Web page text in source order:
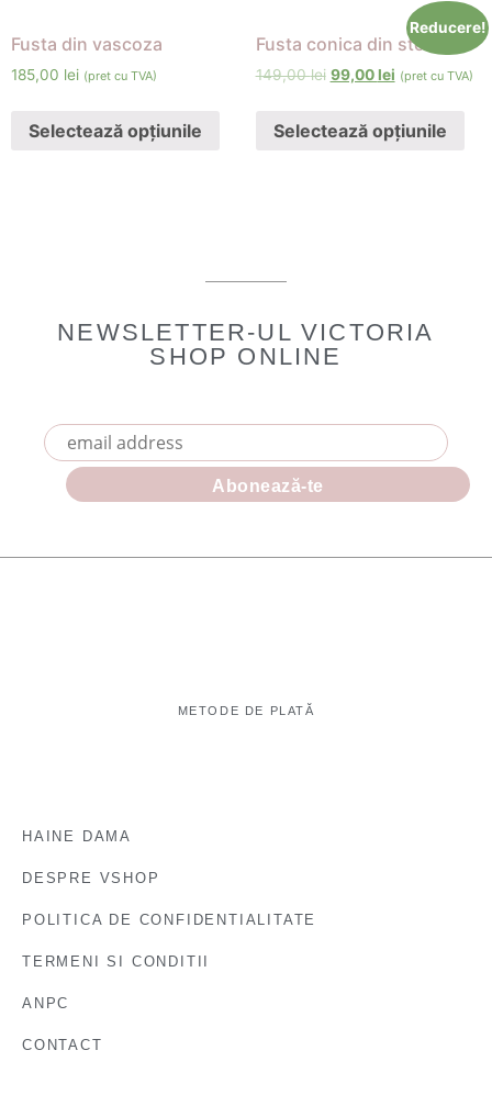
Fusta din vascoza
185,00 lei (pret cu TVA)
Selectează opțiunile
Reducere!
Fusta conica din stofa
149,00lei 99,00lei (pret cu TVA)
Selectează opțiunile
NEWSLETTER-UL VICTORIA
SHOP ONLINE
METODE DE PLATĂ
HAINE DAMA
DESPRE VSHOP
POLITICA DE CONFIDENTIALITATE
TERMENI SI CONDITII
ANPC
CONTACT